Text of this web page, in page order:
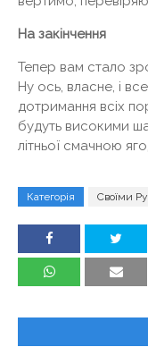
На закінчення
Тепер вам стало
Ну ось, власне, і
дотримання всіх
будуть високими
літньої смачною
Категорія Своїми